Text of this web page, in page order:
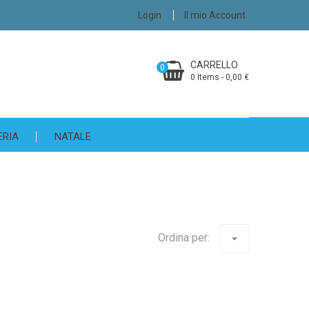
Login Il mio Account
CARRELLO
0 Items - 0,00 €
0
NATALE
Ordina per: arrow_drop_down